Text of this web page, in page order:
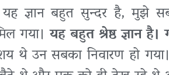
ज्ञान बहुत सुन्दर है, मुझे
गया।यह बहुत श्रेष्ठ ज्ञान है।
थे उन सबका निवारण हो